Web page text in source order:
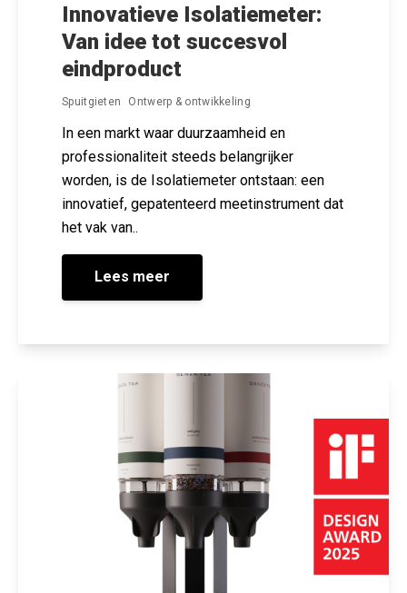
Innovatieve Isolatiemeter:
Van idee tot succesvol
eindproduct
Spuitgieten Ontwerp & ontwikkeling
In een markt waar duurzaamheid en
professionaliteit steeds belangrijker
worden, is de Isolatiemeter ontstaan: een
innovatief, gepatenteerd meetinstrument dat
het vak van..
Lees meer